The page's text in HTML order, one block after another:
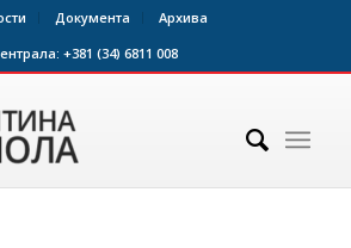
Документа
Архива
+381 (34) 6811 008